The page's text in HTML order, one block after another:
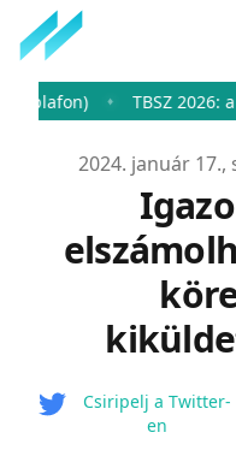
♦ TBSZ 2026: a
Publikálva
2024. január 17.,
Csiripelj a Twitter-
en